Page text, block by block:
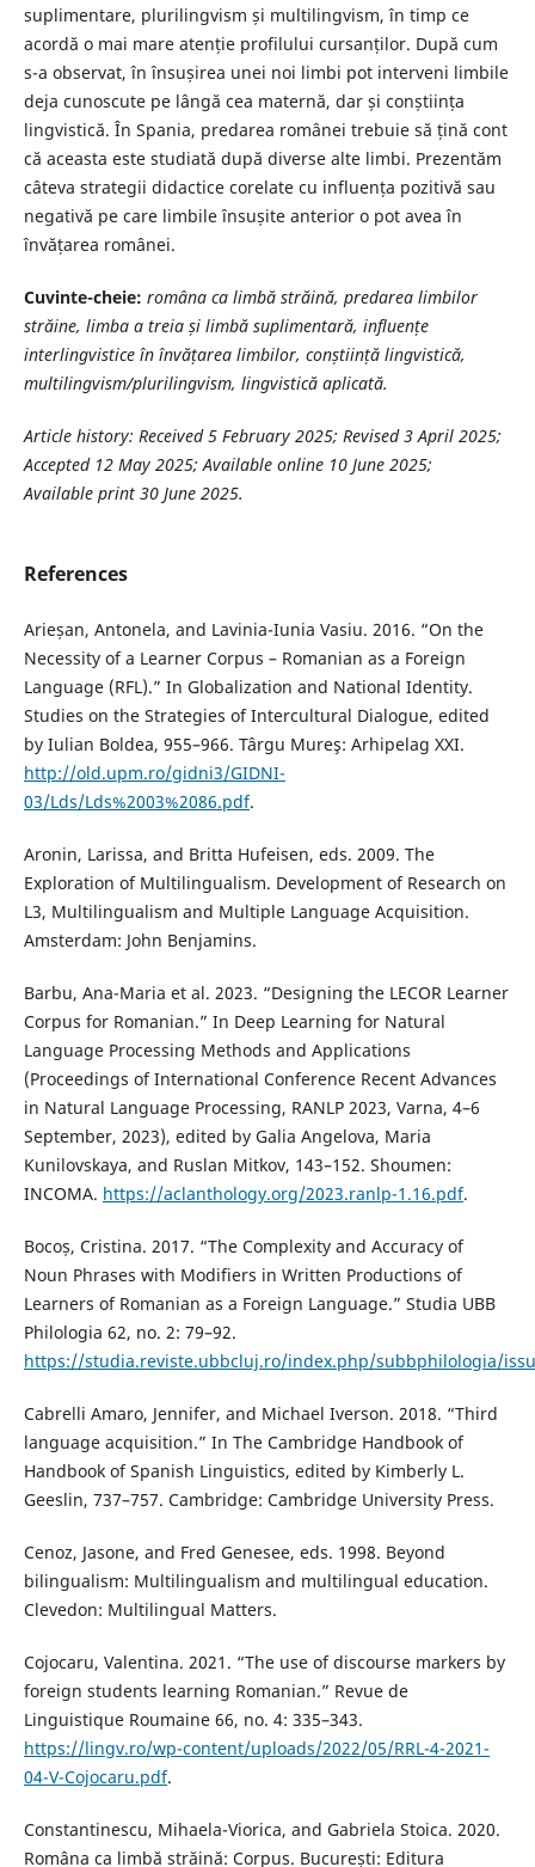
suplimentare, plurilingvism și multilingvism, în timp ce
acordă o mai mare atenție profilului cursanților. După cum
s-a observat, în însușirea unei noi limbi pot interveni limbile
deja cunoscute pe lângă cea maternă, dar și conștiința
lingvistică. În Spania, predarea românei trebuie să țină cont
că aceasta este studiată după diverse alte limbi. Prezentăm
câteva strategii didactice corelate cu influența pozitivă sau
negativă pe care limbile însușite anterior o pot avea în
învățarea românei.
Cuvinte-cheie: româna ca limbă străină, predarea limbilor
străine, limba a treia și limbă suplimentară, influențe
interlingvistice în învățarea limbilor, conștiință lingvistică,
multilingvism/plurilingvism, lingvistică aplicată.
Article history: Received 5 February 2025; Revised 3April 2025;
Accepted 12 May 2025;Available online 10 June 2025;
Available print 30 June 2025.
References
Arieșan, Antonela, and Lavinia-Iunia Vasiu. 2016. “On the
Necessity of a Learner Corpus – Romanian as a Foreign
Language (RFL).” In Globalization and National Identity.
Studies on the Strategies of Intercultural Dialogue, edited
by Iulian Boldea, 955–966. Târgu Mureş: Arhipelag XXI.
http://old.upm.ro/gidni3/GIDNI-
03/Lds/Lds%2003%2086.pdf.
Aronin, Larissa, and Britta Hufeisen, eds. 2009. The
Exploration of Multilingualism. Development of Research on
L3, Multilingualism and Multiple Language Acquisition.
Amsterdam: John Benjamins.
Barbu, Ana-Maria et al. 2023. “Designing the LECOR Learner
Corpus for Romanian.” In Deep Learning for Natural
Language Processing Methods and Applications
(Proceedings of International Conference Recent Advances
in Natural Language Processing, RANLP 2023, Varna, 4–6
September, 2023), edited by Galia Angelova, Maria
Kunilovskaya, and Ruslan Mitkov, 143–152. Shoumen:
INCOMA. https://aclanthology.org/2023.ranlp-1.16.pdf.
Bocoș, Cristina. 2017. “The Complexity and Accuracy of
Noun Phrases with Modifiers in Written Productions of
Learners of Romanian as a Foreign Language.” Studia UBB
Philologia 62, no. 2: 79–92.
https://studia.reviste.ubbcluj.ro/index.php/subbphilologia/
Cabrelli Amaro, Jennifer, and Michael Iverson. 2018. “Third
language acquisition.” In The Cambridge Handbook of
Handbook of Spanish Linguistics, edited by Kimberly L.
Geeslin, 737–757. Cambridge: Cambridge University Press.
Cenoz, Jasone, and Fred Genesee, eds. 1998. Beyond
bilingualism: Multilingualism and multilingual education.
Clevedon: Multilingual Matters.
Cojocaru, Valentina. 2021. “The use of discourse markers by
foreign students learning Romanian.” Revue de
Linguistique Roumaine 66, no. 4: 335–343.
https://lingv.ro/wp-content/uploads/2022/05/RRL-4-2021-
04-V-Cojocaru.pdf.
Constantinescu, Mihaela-Viorica, and Gabriela Stoica. 2020.
Româna ca limbă străină: Corpus. București: Editura